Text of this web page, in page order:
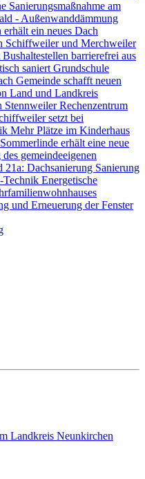
Sanierungsmaßnahme am
- Außenwanddämmung
ein neues Dach
Schiffweiler und Merchweiler
barrierefrei aus
saniert Grundschule
Gemeinde schafft neuen
Land und Landkreis
StennweilerRechenzentrum
setzt bei
Mehr Plätze im Kinderhaus
erhält eine neue
gemeindeeigenen
21a: Dachsanierung Sanierung
Technik Energetische
und Erneuerung der Fenster
Landkreis Neunkirchen